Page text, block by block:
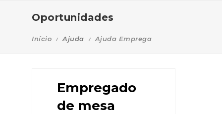
Oportunidades
Início Ajuda Ajuda Emprega
Empregado
de mesa